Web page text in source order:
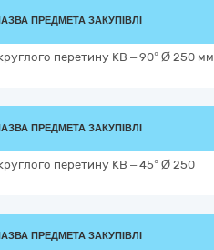
ПРЕДМЕТА ЗАКУПІВЛІ
перетину КВ – 90° Ø 250 мм
ПРЕДМЕТА ЗАКУПІВЛІ
перетину КВ – 45° Ø 250
ПРЕДМЕТА ЗАКУПІВЛІ